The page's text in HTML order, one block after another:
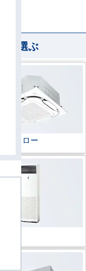
を選ぶ
ドフロー